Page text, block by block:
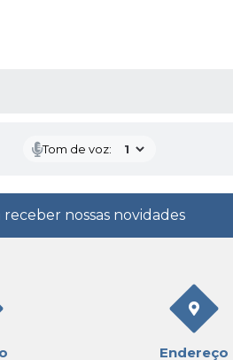
Tom de voz:
receber nossas novidades
Endereço